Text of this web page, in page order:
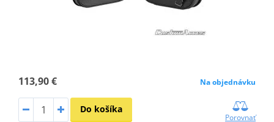
113,90 € Na objednávku
Do košíka
Porovnať